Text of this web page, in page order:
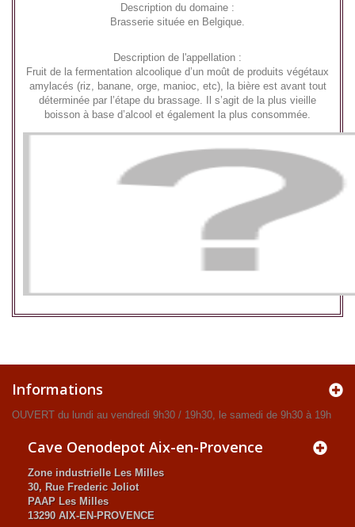
Description du domaine :
Brasserie située en Belgique.
Description de l'appellation :
Fruit de la fermentation alcoolique d’un moût de produits végétaux
amylacés (riz, banane, orge, manioc, etc), la bière est avant tout
déterminée par l’étape du brassage. Il s’agit de la plus vieille
boisson à base d’alcool et également la plus consommée.
Informations
OUVERT du lundi au vendredi 9h30 / 19h30, le samedi de 9h30 à 19h
Cave Oenodepot Aix-en-Provence
Zone industrielle Les Milles
30, Rue Frederic Joliot
PAAP Les Milles
13290 AIX-EN-PROVENCE